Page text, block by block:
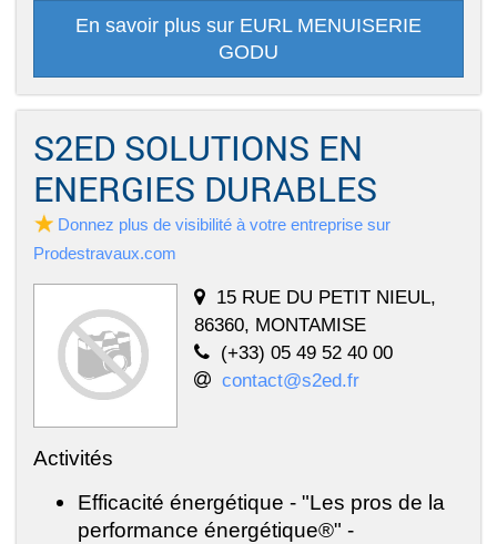
En savoir plus sur EURL MENUISERIE
GODU
S2ED SOLUTIONS EN
ENERGIES DURABLES
Donnez plus de visibilité à votre entreprise sur
Prodestravaux.com
15 RUE DU PETIT NIEUL,
86360, MONTAMISE
(+33) 05 49 52 40 00
contact@s2ed.fr
Activités
Efficacité énergétique - "Les pros de la
performance énergétique®" -